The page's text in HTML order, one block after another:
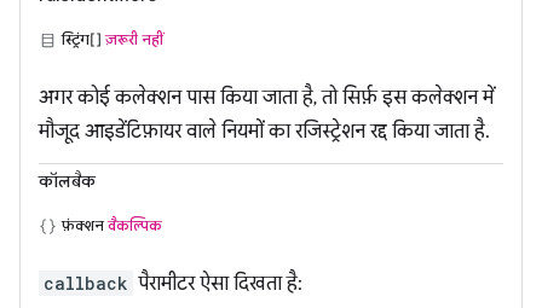
स्ट्रिंग[]ज़रूरी नहीं
अगर कोई कलेक्शन पास किया जाता है, तो सिर्फ़ इस कलेक्शन में
मौजूद आइडेंटिफ़ायर वाले नियमों का रजिस्ट्रेशन रद्द किया जाता है.
कॉलबैक
फ़ंक्शन वैकल्पिक
callback पैरामीटर ऐसा दिखता है: